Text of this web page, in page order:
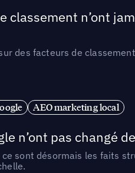
classement n’ont
des facteurs de
AEO marketing local
n’ont pas changé
sont désormais les faits